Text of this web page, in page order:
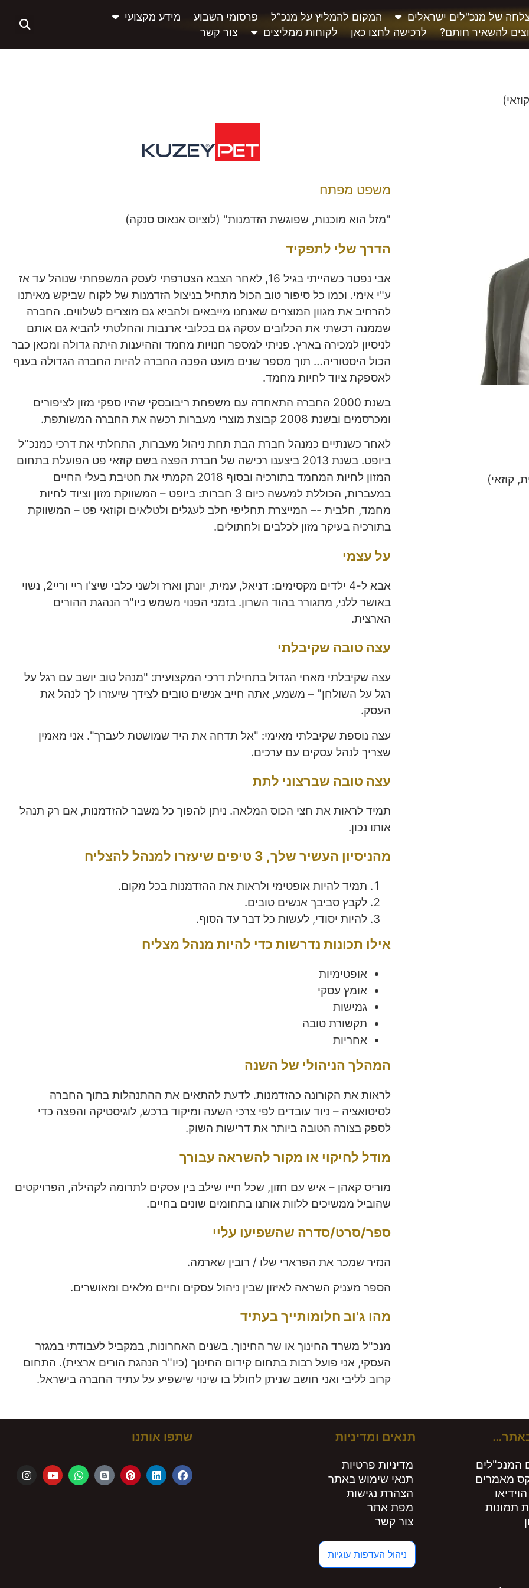
של מנכ"לים ישראלים המקום להמליץ על מנכ”ל פרסומי השבוע
מידע מקצועי
להשאיר חותם?
לרכישה לחצו כאן לקוחות ממליצים צור קשר
קוזאי)
משפט מפתח
"מזל הוא מוכנות, שפוגשת הזדמנות" (לוציוס אנאוס סנקה)
הדרך שלי לתפקיד
אבי נפטר כשהייתי בגיל 16, לאחר הצבא הצטרפתי לעסק המשפחתי שנוהל עד אז
ע"י אימי. וכמו כל סיפור טוב הכול מתחיל בניצול הזדמנות של לקוח שביקש מאיתנו
להרחיב את מגוון המוצרים שאנחנו מייבאים ולהביא גם מוצרים לשלווים. החברה
שממנה רכשתי את הכלובים עסקה גם בכלובי ארנבות והחלטתי להביא גם אותם
לניסיון למכירה בארץ. פניתי למספר חנויות מחמד וההיענות היתה גדולה ומכאן כבר
הכול היסטוריה… תוך מספר שנים מועט הפכה החברה להיות החברה הגדולה בענף
לאספקת ציוד לחיות מחמד.
בשנת 2000 החברה התאחדה עם משפחת ריבובסקי שהיו ספקי מזון לציפורים
ומכרסמים ובשנת 2008 קבוצת מוצרי מעברות רכשה את החברה המשותפת.
לאחר כשנתיים כמנהל חברת הבת תחת ניהול מעברות, התחלתי את דרכי כמנכ"ל
ביופט. בשנת 2013 ביצענו רכישה של חברת הפצה בשם קוזאי פט הפועלת בתחום
המזון לחיות המחמד בתורכיה ובסוף 2018 הקמתי את חטיבת בעלי החיים
במעברות, הכוללת למעשה כיום 3 חברות: ביופט – המשווקת מזון וציוד לחיות
מחמד, חלבית -– המייצרת תחליפי חלב לעגלים ולטלאים וקוזאי פט – המשווקת
בתורכיה בעיקר מזון לכלבים ולחתולים.
על עצמי
אבא ל-4 ילדים מקסימים: דניאל, עמית, יונתן וארז ולשני כלבי שיצ'ו ריי וריי2, נשוי
באושר ללני, מתגורר בהוד השרון. בזמני הפנוי משמש כיו"ר הנהגת ההורים
הארצית.
עצה טובה שקיבלתי
עצה שקיבלתי מאחי הגדול בתחילת דרכי המקצועית: "מנהל טוב יושב עם רגל על
רגל על השולחן" – משמע, אתה חייב אנשים טובים לצידך שיעזרו לך לנהל את
העסק.
עצה נוספת שקיבלתי מאימי: "אל תדחה את היד שמושטת לעברך". אני מאמין
שצריך לנהל עסקים עם ערכים.
עצה טובה שברצוני לתת
תמיד לראות את חצי הכוס המלאה. ניתן להפוך כל משבר להזדמנות, אם רק תנהל
אותו נכון.
מהניסיון העשיר שלך, 3 טיפים שיעזרו למנהל להצליח
תמיד להיות אופטימי ולראות את ההזדמנות בכל מקום.
לקבץ סביבך אנשים טובים.
להיות יסודי, לעשות כל דבר עד הסוף.
אילו תכונות נדרשות כדי להיות מנהל מצליח
אופטימיות
אומץ עסקי
גמישות
תקשורת טובה
אחריות
המהלך הניהולי של השנה
לראות את הקורונה כהזדמנות. לדעת להתאים את ההתנהלות בתוך החברה
לסיטואציה – ניוד עובדים לפי צרכי השעה ומיקוד ברכש, לוגיסטיקה והפצה כדי
לספק בצורה הטובה ביותר את דרישות השוק.
מודל לחיקוי או מקור להשראה עבורך
מוריס קאהן – איש עם חזון, שכל חייו שילב בין עסקים לתרומה לקהילה, הפרויקטים
שהוביל ממשיכים ללוות אותנו בתחומים שונים בחיים.
ספר/סרט/סדרה שהשפיעו עליי
הנזיר שמכר את הפרארי שלו / רובין שארמה.
הספר מעניק השראה לאיזון שבין ניהול עסקים וחיים מלאים ומאושרים.
מהו ג'וב חלומותייך בעתיד
מנכ"ל משרד החינוך או שר החינוך. בשנים האחרונות, במקביל לעבודתי במגזר
העסקי, אני פועל רבות בתחום קידום החינוך (כיו"ר הנהגת הורים ארצית). התחום
קרוב לליבי ואני חושב שניתן לחולל בו שינוי שישפיע על עתיד החברה בישראל.
המנכ"לים
מאמרים
תמונות
תנאים ומדיניות
מדיניות פרטיות
תנאי שימוש באתר
הצהרת נגישות
מפת אתר
צור קשר
ניהול העדפות עוגיות
שתפו אותנו